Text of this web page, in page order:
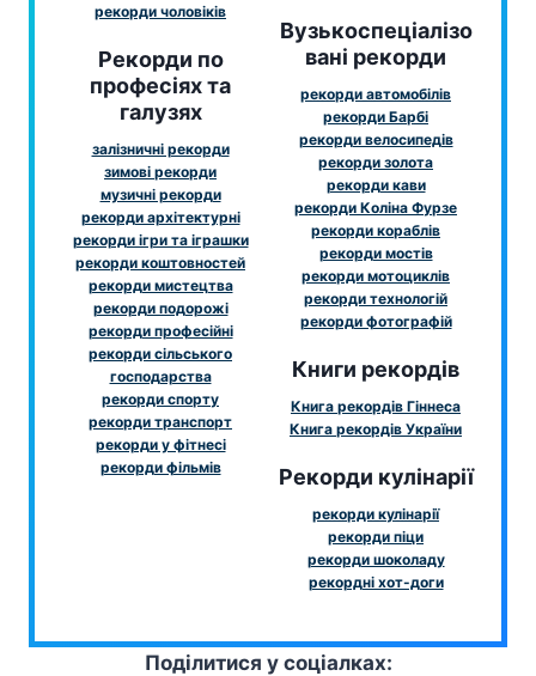
рекорди чоловіків
Рекорди по
професіях та
галузях
залізничні рекорди
зимові рекорди
музичні рекорди
рекорди архітектурні
рекорди ігри та іграшки
рекорди коштовностей
рекорди мистецтва
рекорди подорожі
рекорди професійні
рекорди сільського
господарства
рекорди спорту
рекорди транспорт
рекорди у фітнесі
рекорди фільмів
Вузькоспеціалізо
вані рекорди
рекорди автомобілів
рекорди Барбі
рекорди велосипедів
рекорди золота
рекорди кави
рекорди Коліна Фурзе
рекорди кораблів
рекорди мостів
рекорди мотоциклів
рекорди технологій
рекорди фотографій
Книги рекордів
Книга рекордів Гіннеса
Книга рекордів України
Рекорди кулінарії
рекорди кулінарії
рекорди піци
рекорди шоколаду
рекордні хот-доги
Поділитися у соціалках: